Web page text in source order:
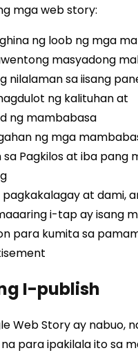
mga web story:
ng loob ng mga
masyadong
nilalaman sa iisang
ng kalituhan at
ng mambabasa
ng mga
sa Pagkilos at iba pang
pagkakalagay at dami,
i-tap ay isang
para kumita sa
I-publish
Web Story ay nabuo,
para ipakilala ito sa